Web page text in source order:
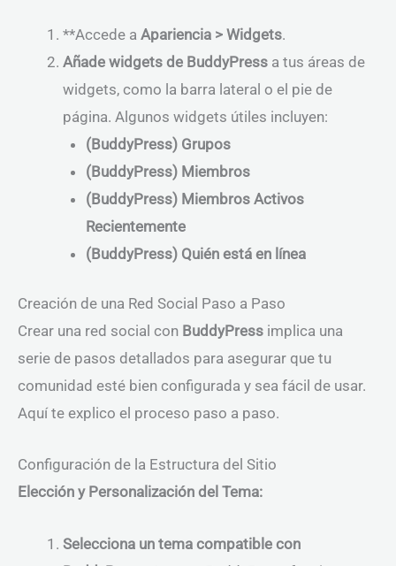
**Accede a Apariencia > Widgets.
Añade widgets de BuddyPress a tus áreas de
widgets, como la barra lateral o el pie de
página. Algunos widgets útiles incluyen:
(BuddyPress) Grupos
(BuddyPress) Miembros
(BuddyPress) Miembros Activos
Recientemente
(BuddyPress) Quién está en línea
Creación de una Red Social Paso a Paso
Crear una red social con BuddyPress implica una
serie de pasos detallados para asegurar que tu
comunidad esté bien configurada y sea fácil de usar.
Aquí te explico el proceso paso a paso.
Configuración de la Estructura del Sitio
Elección y Personalización del Tema:
Selecciona un tema compatible con